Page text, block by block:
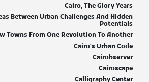
Cairo, The Glory Years
Between Urban Challenges And Hidden
Potentials
Towns From One Revolution To Another
Cairo's Urban Code
Cairobserver
Cairoscape
Calligraphy Center